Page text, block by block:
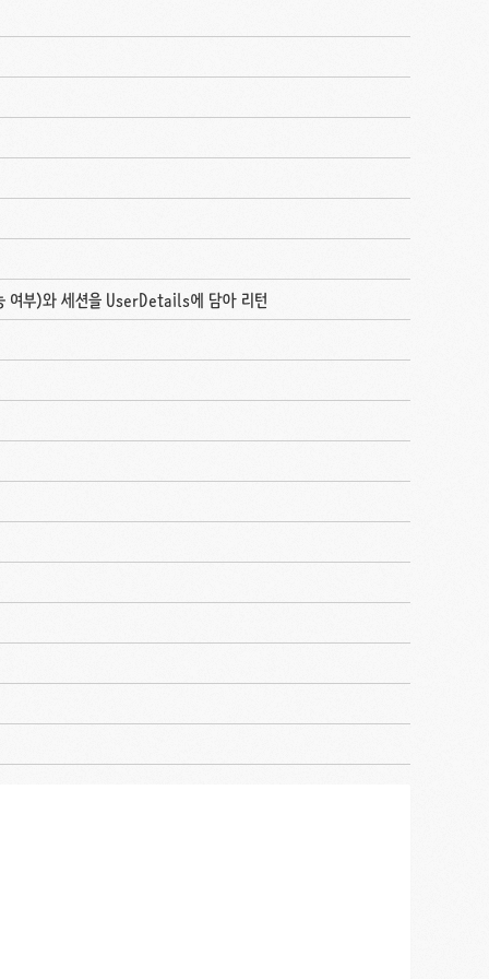
여부)와 세션을 UserDetails에 담아 리턴